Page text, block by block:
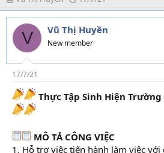
h
r
e
d
s
t
a
r
t
e
r
g
à
y
g
i
V Vũ Thị Huyền
New member
17/7/21
Thực Tập Sinh Hiện
MÔ TẢ CÔNG VIỆC
1. Hỗ trợ việc tiến hành làm việc